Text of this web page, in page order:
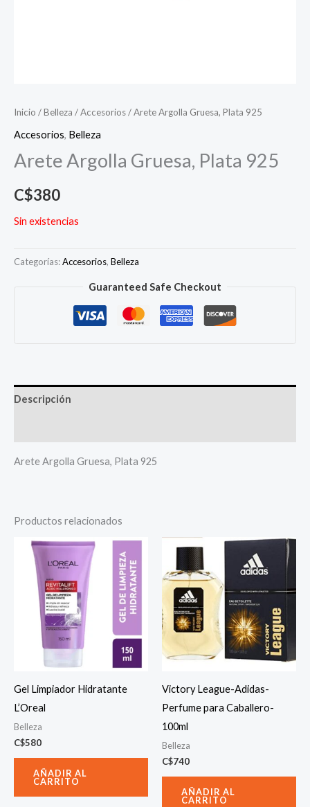
Inicio /Belleza /Accesorios/ Arete Argolla Gruesa, Plata 925
Accesorios, Belleza
Arete Argolla Gruesa, Plata 925
C$380
Sin existencias
Categorías:Accesorios, Belleza
Guaranteed Safe Checkout
Descripción
Arete Argolla Gruesa, Plata 925
Productos relacionados
Gel Limpiador Hidratante
L’Oreal
Belleza
C$580
AÑADIR AL
CARRITO
Victory League-Adidas-
Perfume para Caballero-
100ml
Belleza
C$740
AÑADIR AL
CARRITO